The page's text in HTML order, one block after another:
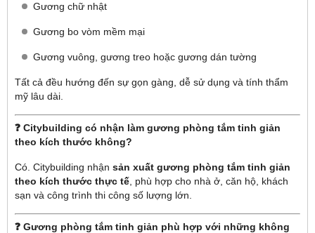
Gương chữ nhật
Gương bo vòm mềm mại
Gương vuông, gương treo hoặc gương dán tường
Tất cả đều hướng đến sự gọn gàng, dễ sử dụng và tính thẩm
mỹ lâu dài.
❓ Citybuilding có nhận làm gương phòng tắm tinh giản
theo kích thước không?
Có. Citybuilding nhận sản xuất gương phòng tắm tinh giản
theo kích thước thực tế , phù hợp cho nhà ở, căn hộ, khách
sạn và công trình thi công số lượng lớn.
❓ Gương phòng tắm tinh giản phù hợp với những không